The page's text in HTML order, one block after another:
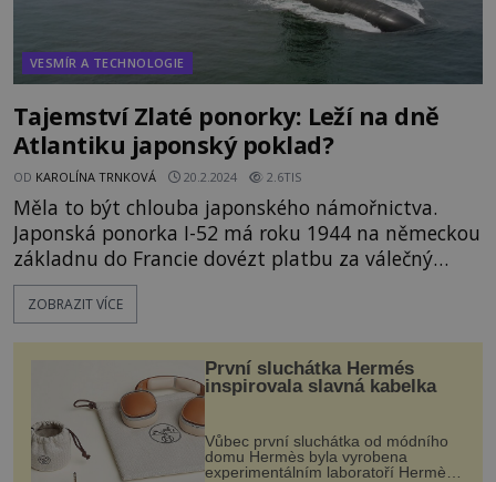
VESMÍR A TECHNOLOGIE
Tajemství Zlaté ponorky: Leží na dně
Atlantiku japonský poklad?
OD KAROLÍNA TRNKOVÁ 20.2.2024 2.6TIS
Měla to být chlouba japonského námořnictva.
Japonská ponorka I-52 má roku 1944 na německou
základnu do Francie dovézt platbu za válečný
materiál. Záhy však končí na dně Atlantického
oceánu. A společně s ní prý i tuny zlata a dalších
toho, komu se je podaří vyzvednout. Na můstku
ZOBRAZIT VÍCE
První sluchátka Hermés
inspirovala slavná kabelka
Vůbec první sluchátka od módního
domu Hermès byla vyrobena
experimentálním laboratoří Hermès